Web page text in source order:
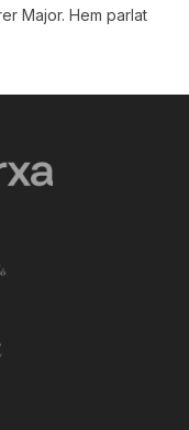
Major. Hem parlat